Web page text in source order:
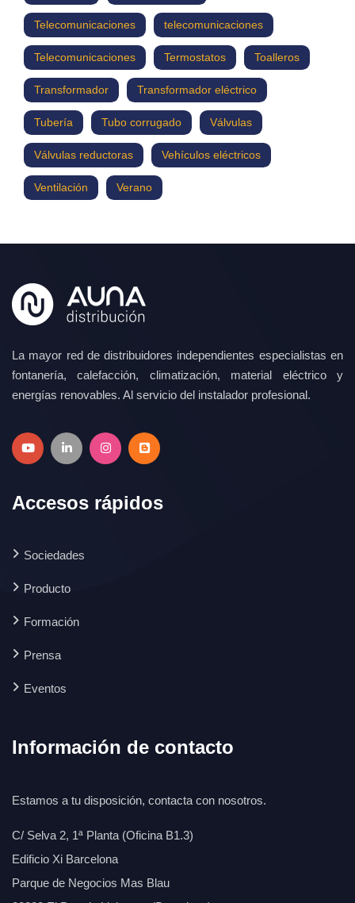
Telecomunicaciones telecomunicaciones
Telecomunicaciones Termostatos Toalleros
Transformador Transformador eléctrico
Tubería Tubo corrugado Válvulas
Válvulas reductoras Vehículos eléctricos
Ventilación Verano
La mayor red de distribuidores independientes especialistas en
fontanería, calefacción, climatización, material eléctrico y
energías renovables. Al servicio del instalador profesional.
Accesos rápidos
Sociedades
Producto
Formación
Prensa
Eventos
Información de contacto
Estamos a tu disposición, contacta con nosotros.
C/ Selva 2, 1ª Planta (Oficina B1.3)
Edificio Xi Barcelona
Parque de Negocios Mas Blau